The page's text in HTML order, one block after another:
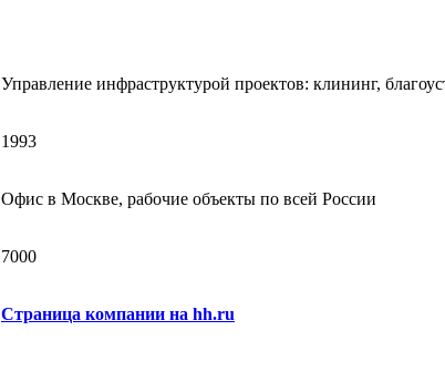
Управление инфраструктурой проектов: клининг,
1993
Офис в Москве, рабочие объекты по всей России
7000
Страница компании на hh.ru